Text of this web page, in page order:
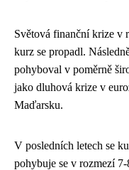
Světová finanční krize v
kurz se propadl.
pohyboval v poměrně
jako dluhová krize v
Maďarsku.
V posledních letech se
pohybuje se v rozmezí